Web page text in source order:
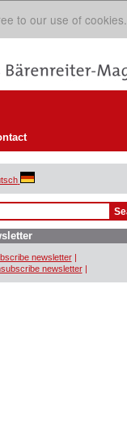
to our use of cookies.
newsletter |
newsletter |